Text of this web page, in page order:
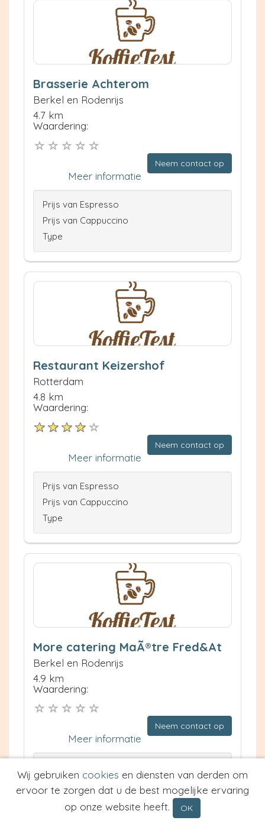
Brasserie Achterom
Berkel en Rodenrijs
4.7 km
Waardering:
Neem contact op
Meer informatie
Prijs van Espresso
Prijs van Cappuccino
Type
Restaurant Keizershof
Rotterdam
4.8 km
Waardering:
Neem contact op
Meer informatie
Prijs van Espresso
Prijs van Cappuccino
Type
More catering MaÃ®tre Fred&At
Berkel en Rodenrijs
4.9 km
Waardering:
Neem contact op
Meer informatie
Wij gebruiken cookies en diensten van derden om
ervoor te zorgen dat u de best mogelijke ervaring
op onze website heeft.
OK